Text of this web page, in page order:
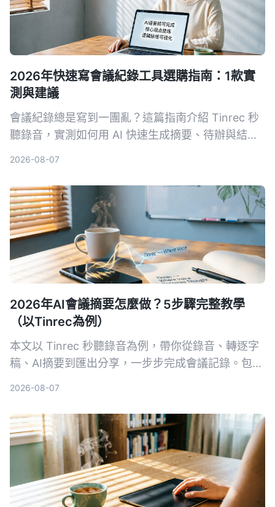
2026年快速寫會議紀錄工具選購指南：1款實
測與建議
會議紀錄總是寫到一團亂？這篇指南介紹 Tinrec 秒
聽錄音，實測如何用 AI 快速生成摘要、待辦與結構
2026-08-07
2026年AI會議摘要怎麼做？5步驟完整教學
（以Tinrec為例）
本文以 Tinrec 秒聽錄音為例，帶你從錄音、轉逐字
稿、AI摘要到匯出分享，一步步完成會議記錄。包含
2026-08-07